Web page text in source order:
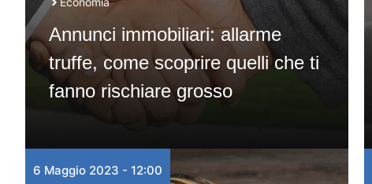
Annunci immobiliari: allarme
truffe, come scoprire quelli che ti
fanno rischiare grosso
6 Maggio 2023 - 12:00